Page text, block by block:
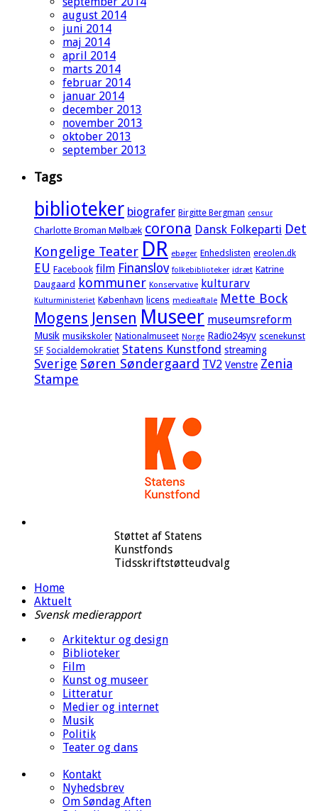
august 2014
juni 2014
maj 2014
april 2014
marts 2014
februar 2014
januar 2014
december 2013
november 2013
oktober 2013
september 2013
Tags
biblioteker biografer Birgitte Bergman censur
Charlotte Broman Mølbæk corona Dansk Folkeparti Det
Kongelige Teater DR ebøger Enhedslisten ereolen.dk
EU Facebook film Finanslov folkebiblioteker idræt Katrine
Daugaard kommuner Konservative kulturarv
Kulturministeriet København licens medieaftale Mette Bock
Mogens Jensen Museer museumsreform
Musik musikskoler Nationalmuseet Norge Radio24syv scenekunst
SF Socialdemokratiet Statens Kunstfond streaming
Sverige Søren Søndergaard TV2 Venstre Zenia
Stampe
Støttet af Statens
Kunstfonds
Tidsskriftstøtteudvalg
Home
Aktuelt
Svensk medierapport
Arkitektur og design
Biblioteker
Film
Kunst og museer
Litteratur
Medier og internet
Musik
Politik
Teater og dans
Kontakt
Nyhedsbrev
Om Søndag Aften